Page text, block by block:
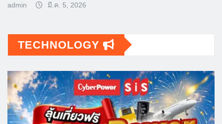
admin มี.ค. 5, 2026
TECHNOLOGY